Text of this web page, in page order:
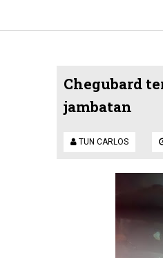
Chegubard
jambatan
TUN CARLOS